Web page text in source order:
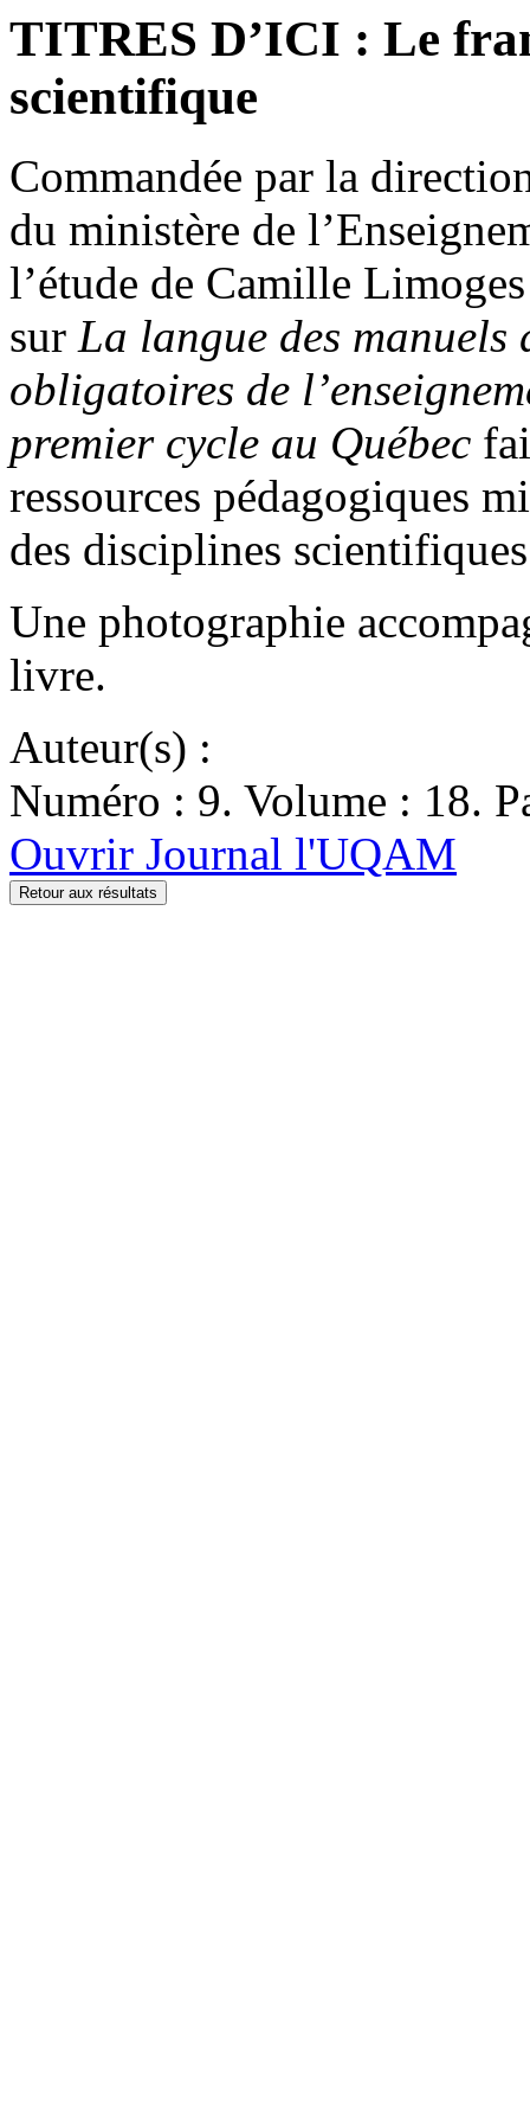
TITRES D’ICI : Le
scientifique
Commandée par la
du ministère de
l’étude de Camille
sur La langue des manuels
obligatoires de
premier cycle au Québec
ressources pédagogiques
des disciplines
Une photographie
livre.
Auteur(s) :
Numéro : 9. Volume : 18.
Ouvrir Journal l'UQAM
Retour aux résultats